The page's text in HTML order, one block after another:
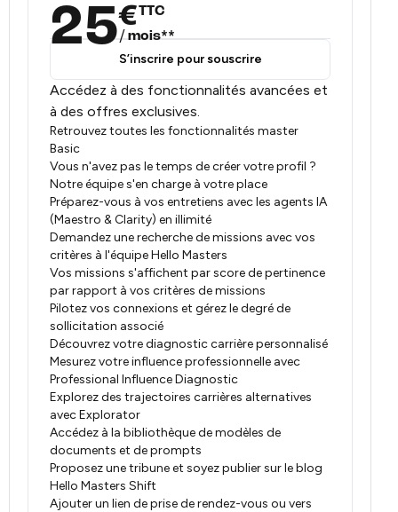
25€TTC
/ mois**
S’inscrire pour souscrire
Accédez à des fonctionnalités avancées et
à des offres exclusives.
Retrouvez toutes les fonctionnalités master
Basic
Vous n'avez pas le temps de créer votre profil ?
Notre équipe s'en charge à votre place
Préparez-vous à vos entretiens avec les agents IA
(Maestro & Clarity) en illimité
Demandez une recherche de missions avec vos
critères à l'équipe Hello Masters
Vos missions s'affichent par score de pertinence
par rapport à vos critères de missions
Pilotez vos connexions et gérez le degré de
sollicitation associé
Découvrez votre diagnostic carrière personnalisé
Mesurez votre influence professionnelle avec
Professional Influence Diagnostic
Explorez des trajectoires carrières alternatives
avec Explorator
Accédez à la bibliothèque de modèles de
documents et de prompts
Proposez une tribune et soyez publier sur le blog
Hello Masters Shift
Ajouter un lien de prise de rendez-vous ou vers